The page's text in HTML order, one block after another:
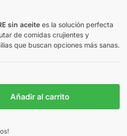
sin aceite es la solución perfecta
de comidas crujientes y
que buscan opciones más sanas.
Añadir al carrito